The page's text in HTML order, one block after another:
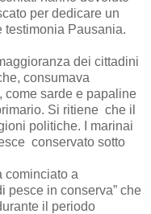
per dedicare un
testimonia Pausania.
dei cittadini
consumava
come sarde e papaline
Si ritiene che il
politiche. I marinai
conservato sotto
cominciato a
pesce in conserva” che
il periodo